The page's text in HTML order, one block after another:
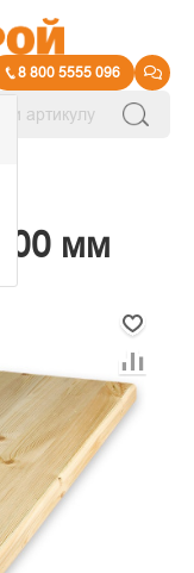
8 800 5555 096
мм